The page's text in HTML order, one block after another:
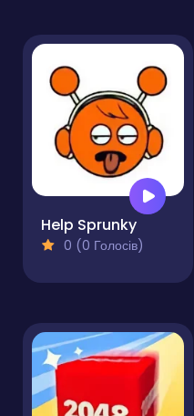
Help Sprunky
0 (0 Голосів)